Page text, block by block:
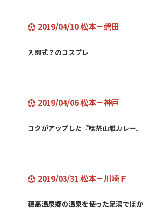
2019/04/10 松本－磐田
入園式？のコスプレ
2019/04/06 松本－神戸
コクがアップした『喫茶山雅カレー』
2019/03/31 松本－川崎Ｆ
穂高温泉郷の温泉を使った足湯でぽ